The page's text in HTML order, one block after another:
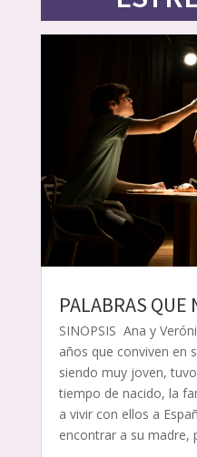
PALABRAS QUE
SINOPSIS Ana y
años que conviven en
siendo muy joven,
tiempo de nacido, la
a vivir con ellos a
encontrar a su madre,